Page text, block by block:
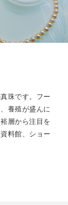
珠です。フー
養殖が盛んに
層から注目を
料館、ショー